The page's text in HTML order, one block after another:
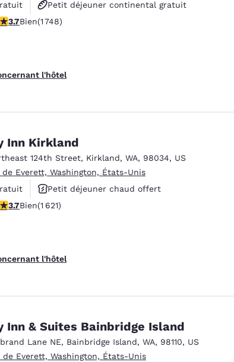
Petit déjeuner continental gratuit
chaud offert
Bien. 1748 commentaires
3.7Bien(1 748)
l'hôtel
Inn Kirkland
124th Street, Kirkland, WA, 98034, US
Everett, Washington, États-Unis
Petit déjeuner chaud offert
acceptés
Bien. 1621 commentaires
3.7Bien(1 621)
l'hôtel
Inn & Suites Bainbridge Island
Lane NE, Bainbridge Island, WA, 98110, US
Everett, Washington, États-Unis